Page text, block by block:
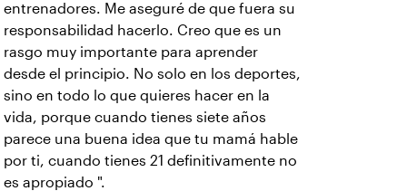
entrenadores. Me aseguré de que fuera su
responsabilidad hacerlo. Creo que es un
rasgo muy importante para aprender
desde el principio. No solo en los deportes,
sino en todo lo que quieres hacer en la
vida, porque cuando tienes siete años
parece una buena idea que tu mamá hable
por ti, cuando tienes 21 definitivamente no
es apropiado ".